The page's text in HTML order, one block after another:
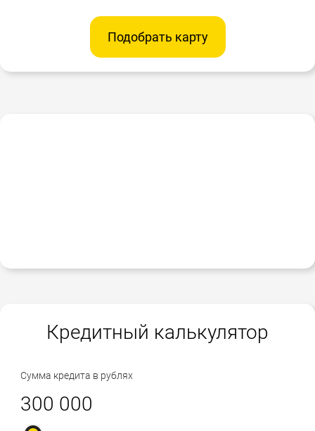
Подобрать карту
Кредитный калькулятор
Сумма кредита в рублях